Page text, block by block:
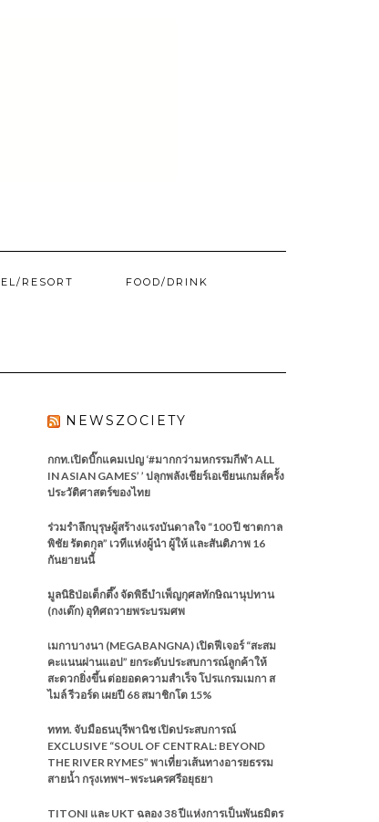
​RESORT FOOD/DRINK
NEWSZOCIETY
กกท.เปิดบิ๊กแคมเปญ ‘#มากกว่ามหกรรมกีฬา ALL
IN ASIAN GAMES’ ’ ปลุกพลังเชียร์เอเชียนเกมส์ครั้ง
ประวัติศาสตร์ของไทย
ร่วมรำลึกบุรุษผู้สร้างแรงบันดาลใจ “100 ปี ชาตกาล
พิชัย รัตตกุล” เวทีแห่งผู้นำ ผู้ให้ และสันติภาพ 16
กันยายนนี้
มูลนิธิป่อเต็กตึ๊ง จัดพิธีบำเพ็ญกุศลทักษิณานุปทาน
(กงเต๊ก) อุทิศถวายพระบรมศพ
เมกาบางนา (MEGABANGNA) เปิดฟีเจอร์ “สะสม
คะแนนผ่านแอป” ยกระดับประสบการณ์ลูกค้าให้
สะดวกยิ่งขึ้น ต่อยอดความสำเร็จ โปรแกรมเมกา ส
ไมล์ รีวอร์ด เผยปี 68 สมาชิกโต 15%
ททท. จับมือธนบุรีพานิช เปิดประสบการณ์
EXCLUSIVE “SOUL OF CENTRAL: BEYOND
THE RIVER RYMES” พาเที่ยวเส้นทางอารยธรรม
สายน้ำ กรุงเทพฯ–พระนครศรีอยุธยา
TITONI และ UKT ฉลอง 38 ปีแห่งการเป็นพันธมิตร